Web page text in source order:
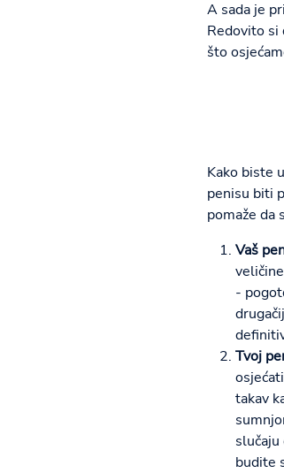
A sada je
Redovito si
što
Kako biste
penisu biti
pomaže da
Vaš
-
Tvoj
takav
budite